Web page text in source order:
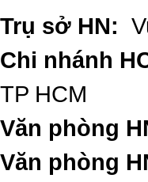
Trụ sở HN:
Chi nhánh
TP HCM
Văn phòng
Văn phòng